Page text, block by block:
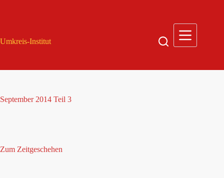
Umkreis-Institut
September 2014 Teil 3
Zum Zeitgeschehen